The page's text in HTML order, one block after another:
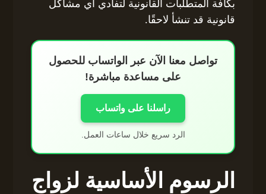
بكافة المتطلبات القانونية لتفادي أي مشاكل
قانونية قد تنشأ لاحقًا.
تواصل معنا الآن عبر الواتساب للحصول
على مساعدة مباشرة!
راسلنا على واتساب
الرد سريع خلال ساعات العمل.
الرسوم الأساسية لزواج